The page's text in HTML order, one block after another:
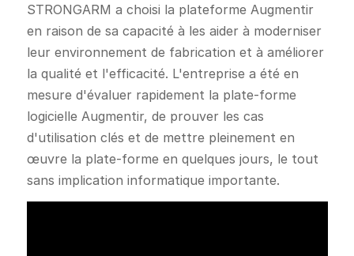
STRONGARM a choisi la plateforme Augmentir
en raison de sa capacité à les aider à moderniser
leur environnement de fabrication et à améliorer
la qualité et l'efficacité. L'entreprise a été en
mesure d'évaluer rapidement la plate-forme
logicielle Augmentir, de prouver les cas
d'utilisation clés et de mettre pleinement en
œuvre la plate-forme en quelques jours, le tout
sans implication informatique importante.